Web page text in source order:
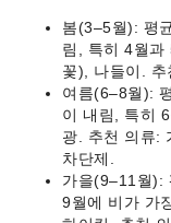
봄(3–5월): 평
림, 특히 4월과
꽃), 나들이. 추
여름(6–8월):
이 내림, 특히
광. 추천 의류:
차단제.
가을(9–11월):
9월에 비가 가